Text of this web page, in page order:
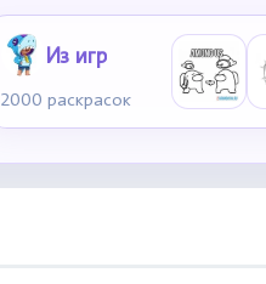
Из игр
2000 раскрасок